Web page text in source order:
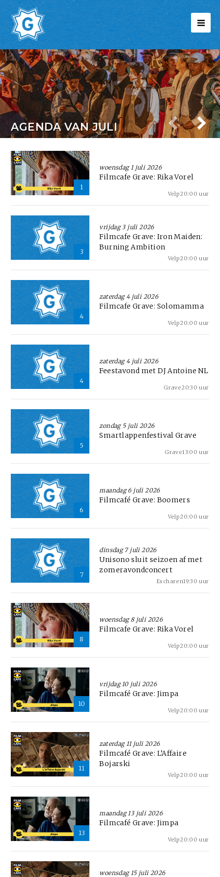
AGENDA VAN JULI
1
woensdag 1 juli 2026
Filmcafe Grave: Rika Vorel
20:00 uur
Velp
3
vrijdag 3 juli 2026
Filmcafe Grave: Iron Maiden:
Burning Ambition
20:00 uur
Velp
4
zaterdag 4 juli 2026
Filmcafe Grave: Solomamma
20:00 uur
Velp
4
zaterdag 4 juli 2026
Feestavond met DJ Antoine NL
20:30 uur
Grave
5
zondag 5 juli 2026
Smartlappenfestival Grave
13:00 uur
Grave
6
maandag 6 juli 2026
Filmcafé Grave: Boomers
20:00 uur
Velp
7
dinsdag 7 juli 2026
Unisono sluit seizoen af met
zomeravondconcert
19:30 uur
Escharen
8
woensdag 8 juli 2026
Filmcafe Grave: Rika Vorel
20:00 uur
Velp
10
vrijdag 10 juli 2026
Filmcafé Grave: Jimpa
20:00 uur
Velp
11
zaterdag 11 juli 2026
Filmcafé Grave: L’Affaire
Bojarski
20:00 uur
Velp
13
maandag 13 juli 2026
Filmcafé Grave: Jimpa
20:00 uur
Velp
woensdag 15 juli 2026